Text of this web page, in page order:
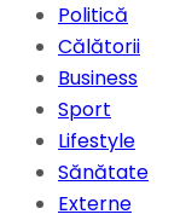
Politică
Călătorii
Business
Sport
Lifestyle
Sănătate
Externe